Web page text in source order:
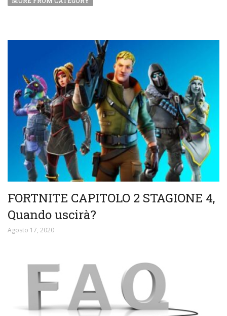
FORTNITE CAPITOLO 2 STAGIONE 4,
Quando uscirà?
Agosto 17, 2020